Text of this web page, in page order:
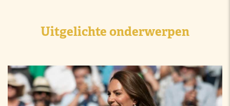
Uitgelichte onderwerpen